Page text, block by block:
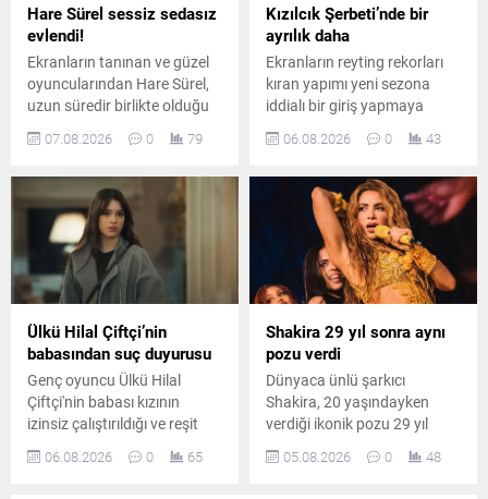
Hare Sürel sessiz sedasız
evlendi!
Ekranların tanınan ve güzel
oyuncularından Hare Sürel,
uzun süredir birlikte olduğu
ile İstanbul Kuruçeşme'de
dünyaevine girdi.
07.08.2026 0 79
Kızılcık Şerbeti’nde bir
ayrılık daha
Ekranların reyting rekorları
kıran yapımı yeni sezona
iddialı bir giriş yapmaya
ayrılıklar yaşanırken diziye
oluyor.
06.08.2026 0 43
Ülkü Hilal Çiftçi’nin
babasından suç duyurusu
Genç oyuncu Ülkü Hilal
Çiftçi'nin babası kızının
izinsiz çalıştırıldığı ve reşit
olmadığı halde bir ilişki
yaşadığı iddiasıyla savcılığa
06.08.2026 0 65
Shakira 29 yıl sonra aynı
pozu verdi
Dünyaca ünlü şarkıcı
Shakira, 20 yaşındayken
verdiği ikonik pozu 29 yıl
sonra yeniden canlandırdı.
Ünlü sanatçının paylaşımı
05.08.2026 0 48